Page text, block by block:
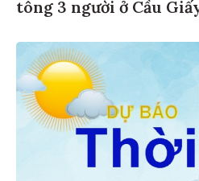
tông 3 người ở Cầu